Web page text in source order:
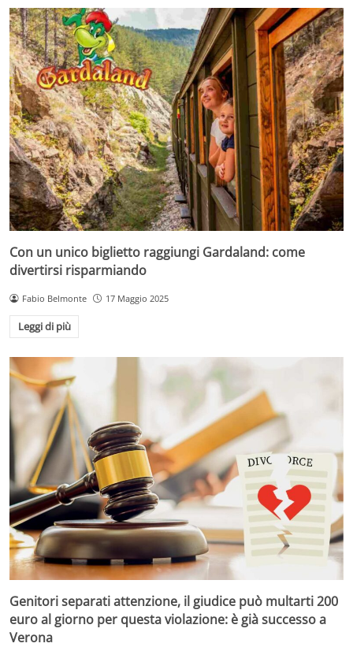
Con un unico biglietto raggiungi Gardaland: come
divertirsi risparmiando
Fabio Belmonte 17 Maggio 2025
Leggi di più
Genitori separati attenzione, il giudice può multarti 200
euro al giorno per questa violazione: è già successo a
Verona